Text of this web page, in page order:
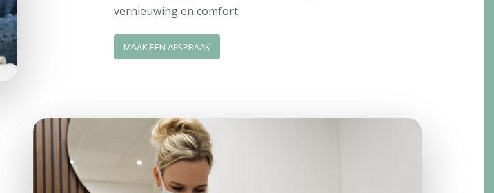
vernieuwing en comfort.
MAAK EEN AFSPRAAK